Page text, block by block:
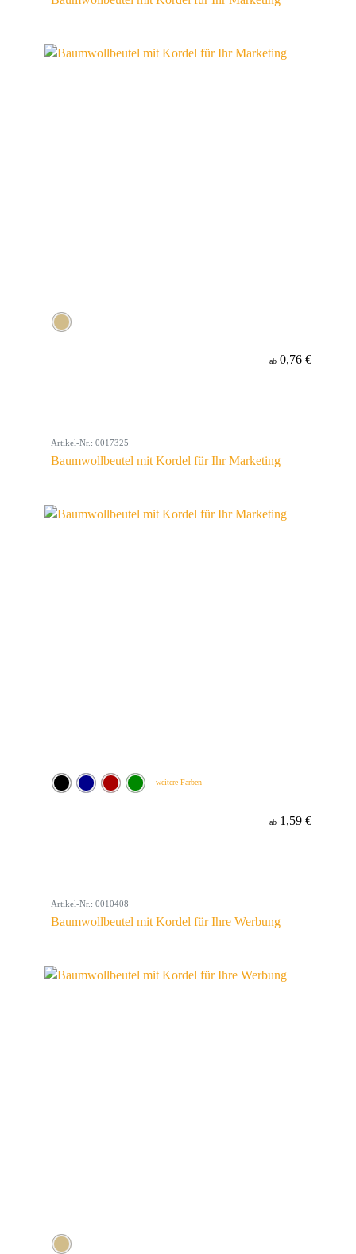
ab 0,76 €
Artikel-Nr.: 0017325
Baumwollbeutel mit Kordel für Ihr Marketing
weitere Farben
ab 1,59 €
Artikel-Nr.: 0010408
Baumwollbeutel mit Kordel für Ihre Werbung